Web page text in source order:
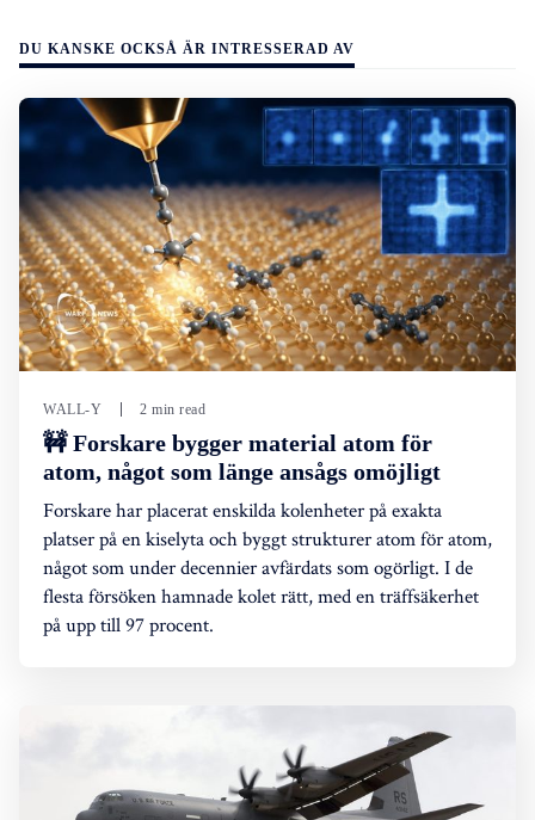
DU KANSKE OCKSÅ ÄR INTRESSERAD AV
WALL-Y 2 min read
🚧 Forskare bygger material atom för
atom, något som länge ansågs omöjligt
Forskare har placerat enskilda kolenheter på exakta
platser på en kiselyta och byggt strukturer atom för atom,
något som under decennier avfärdats som ogörligt. I de
flesta försöken hamnade kolet rätt, med en träffsäkerhet
på upp till 97 procent.